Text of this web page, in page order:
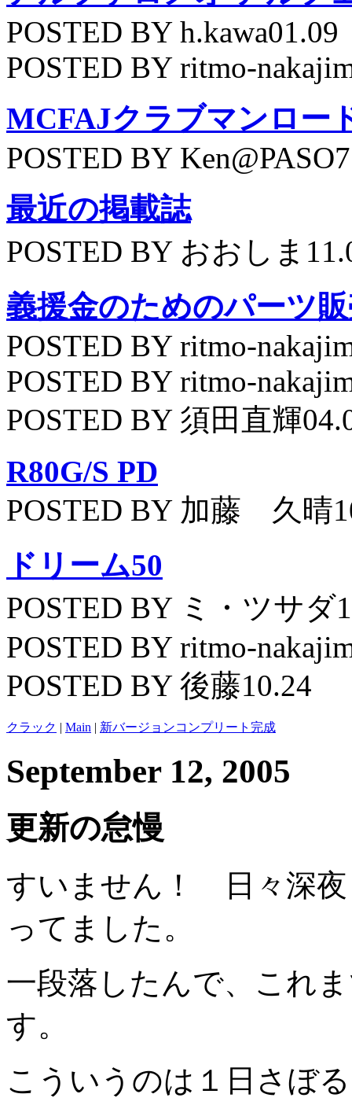
POSTED BY h.kawa01.09
POSTED BY ritmo-
MCFAJクラブマンロー
POSTED BY
最近の掲載誌
POSTED BY おおしま
義援金のためのパーツ
POSTED BY ritmo-
POSTED BY ritmo-
POSTED BY 須田直輝
R80G/S PD
POSTED BY 加藤 久晴
ドリーム50
POSTED BY ミ・ツサダ
POSTED BY ritmo-
POSTED BY 後藤10.24
クラック | Main | 新バージョンコンプリート完成
September 12, 2005
更新の怠慢
すいません！ 日々深夜
ってました。
一段落したんで、これ
す。
こういうのは１日さぼ